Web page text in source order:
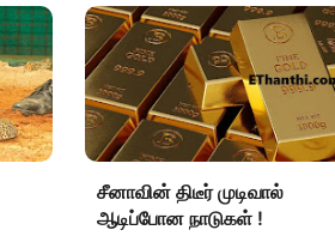
சீனாவின் திடீர் முடிவால்
ஆடிப்போன நாடுகள் !